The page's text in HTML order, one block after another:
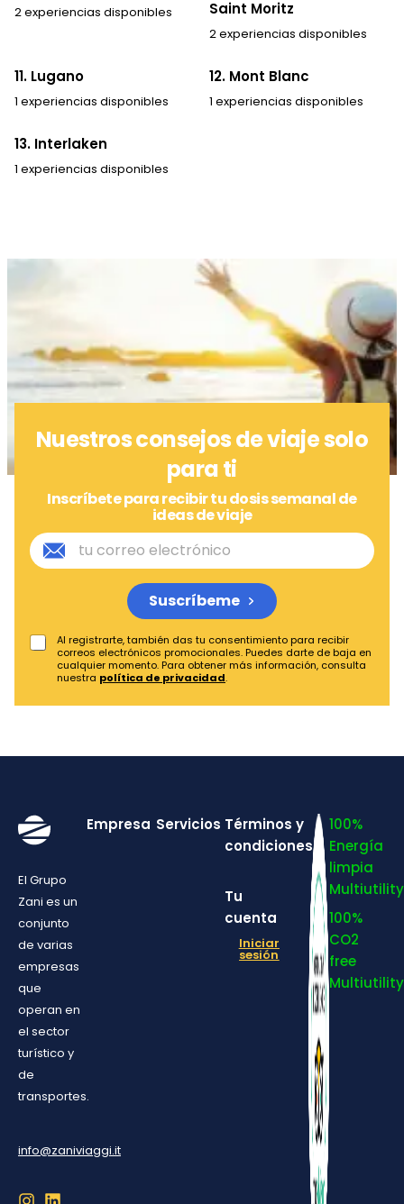
2 experiencias disponibles
Saint Moritz
2 experiencias disponibles
11. Lugano
1 experiencias disponibles
12. Mont Blanc
1 experiencias disponibles
13. Interlaken
1 experiencias disponibles
Nuestros consejos de viaje solo
para ti
Inscríbete para recibir tu dosis semanal de
ideas de viaje
Al registrarte, también das tu consentimiento para recibir
correos electrónicos promocionales. Puedes darte de baja en
cualquier momento. Para obtener más información, consulta
nuestra política de privacidad.
Suscríbeme
El Grupo
Zani es un
conjunto
de varias
empresas
que
operan en
el sector
turístico y
de
transportes.
info@zaniviaggi.it
Empresa Servicios Términos y
condiciones
Tu
cuenta
Iniciar
sesión
100%
Energía
limpia
Multiutility
100%
CO2
free
Multiutility